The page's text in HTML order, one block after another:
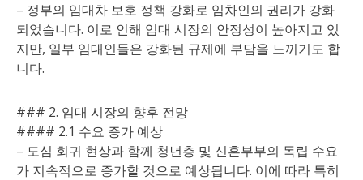
– 정부의 임대차 보호 정책 강화로 임차인의 권리가 강화
되었습니다. 이로 인해 임대 시장의 안정성이 높아지고 있
지만, 일부 임대인들은 강화된 규제에 부담을 느끼기도 합
니다.
### 2. 임대 시장의 향후 전망
#### 2.1 수요 증가 예상
– 도심 회귀 현상과 함께 청년층 및 신혼부부의 독립 수요
가 지속적으로 증가할 것으로 예상됩니다. 이에 따라 특히